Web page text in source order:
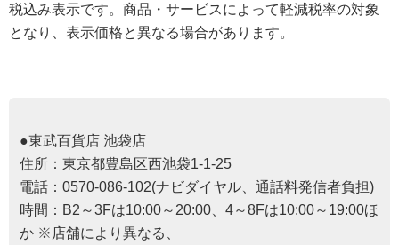
税込み表示です。商品・サービスによって軽減税率の対象
となり、表示価格と異なる場合があります。
●東武百貨店 池袋店
住所：東京都豊島区西池袋1-1-25
電話：0570-086-102(ナビダイヤル、通話料発信者負担)
時間：B2～3Fは10:00～20:00、4～8Fは10:00～19:00ほ
か ※店舗により異なる、